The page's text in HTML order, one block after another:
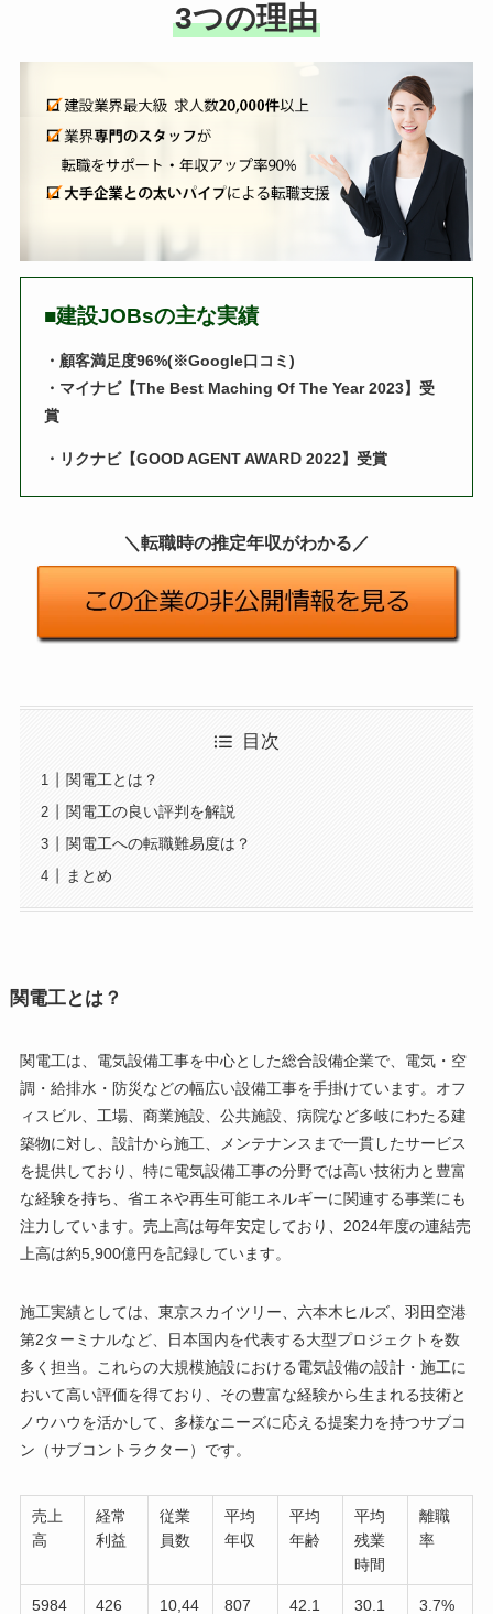
3つの理由
■建設JOBsの主な実績
・顧客満足度96%(※Google口コミ)
・マイナビ【The Best Maching Of The Year 2023】受
賞
・リクナビ【GOOD AGENT AWARⅮ 2022】受賞
＼転職時の推定年収がわかる／
目次
関電工とは？
関電工の良い評判を解説
関電工への転職難易度は？
まとめ
関電工とは？
関電工は、電気設備工事を中心とした総合設備企業で、電気・空
調・給排水・防災などの幅広い設備工事を手掛けています。オフ
ィスビル、工場、商業施設、公共施設、病院など多岐にわたる建
築物に対し、設計から施工、メンテナンスまで一貫したサービス
を提供しており、特に電気設備工事の分野では高い技術力と豊富
な経験を持ち、省エネや再生可能エネルギーに関連する事業にも
注力しています。売上高は毎年安定しており、2024年度の連結売
上高は約5,900億円を記録しています。
施工実績としては、東京スカイツリー、六本木ヒルズ、羽田空港
第2ターミナルなど、日本国内を代表する大型プロジェクトを数
多く担当。これらの大規模施設における電気設備の設計・施工に
おいて高い評価を得ており、その豊富な経験から生まれる技術と
ノウハウを活かして、多様なニーズに応える提案力を持つサブコ
ン（サブコントラクター）です。
売上
高
経常
利益
従業
員数
平均
年収
平均
年齢
平均
残業
時間
離職
率
5984 426 10,44 807 42.1 30.1 3.7%